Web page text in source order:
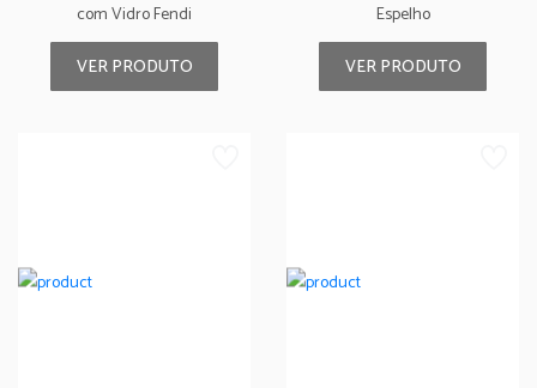
com Vidro Fendi
VER PRODUTO
Espelho
VER PRODUTO